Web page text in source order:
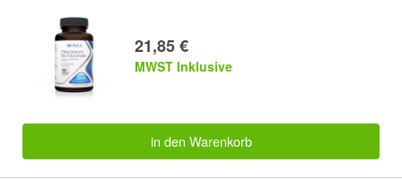
21,85 €
MWST Inklusive
in den Warenkorb